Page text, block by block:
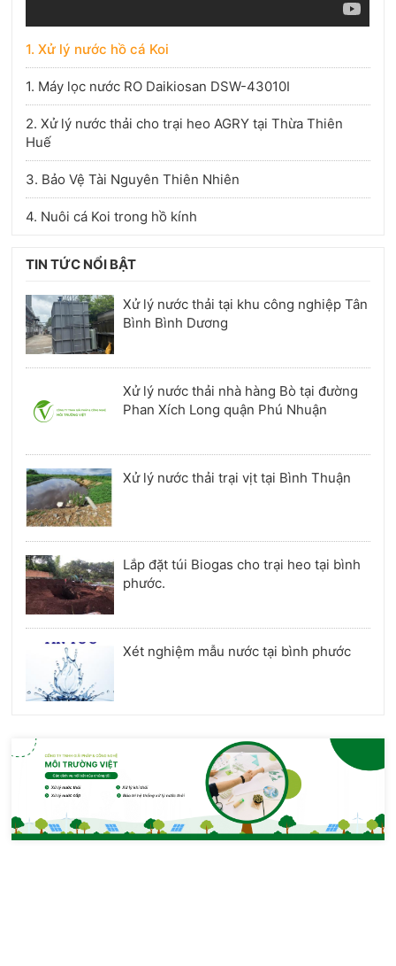
1. Xử lý nước hồ cá Koi
1. Máy lọc nước RO Daikiosan DSW-43010I
2. Xử lý nước thải cho trại heo AGRY tại Thừa Thiên
Huế
3. Bảo Vệ Tài Nguyên Thiên Nhiên
4. Nuôi cá Koi trong hồ kính
TIN TỨC NỔI BẬT
Xử lý nước thải tại khu công nghiệp Tân
Bình Bình Dương
Xử lý nước thải nhà hàng Bò tại đường
Phan Xích Long quận Phú Nhuận
Xử lý nước thải trại vịt tại Bình Thuận
Lắp đặt túi Biogas cho trại heo tại bình
phước.
Xét nghiệm mẫu nước tại bình phước